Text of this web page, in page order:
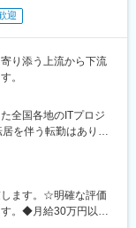
二本木口駅、桜島桟
迎
り添う上流から下流
。
全国各地のITプロジ
を伴う転勤はありま
スです。※フルリモー
ます。
ます。☆明確な評価
。◆月給30万円以上